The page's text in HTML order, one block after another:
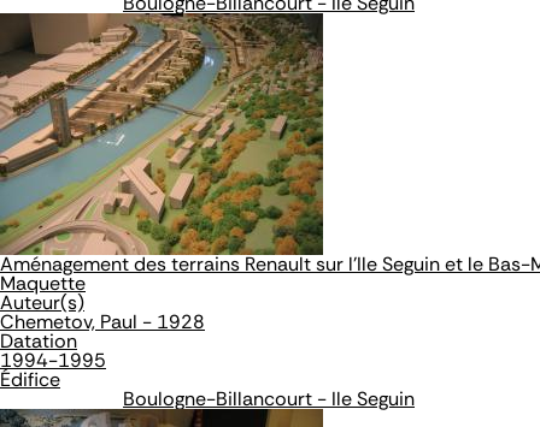
Aménagement des terrains Renault sur l'Ile Seguin et le Bas-
Maquette
Auteur(s)
Chemetov, Paul - 1928
Datation
1994-1995
Édifice
Boulogne-Billancourt - Ile Seguin